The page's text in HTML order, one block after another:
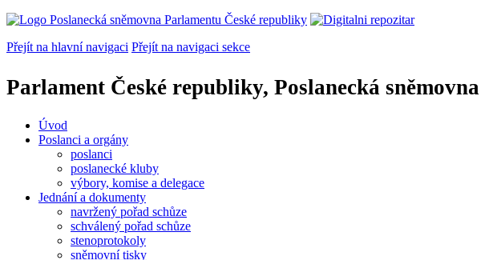
Přejít na hlavní navigaci Přejít na navigaci sekce
Parlament České republiky, Poslanecká sněmovna
Úvod
Poslanci a orgány
poslanci
poslanecké kluby
výbory, komise a delegace
Jednání a dokumenty
navržený pořad schůze
schválený pořad schůze
stenoprotokoly
sněmovní tisky